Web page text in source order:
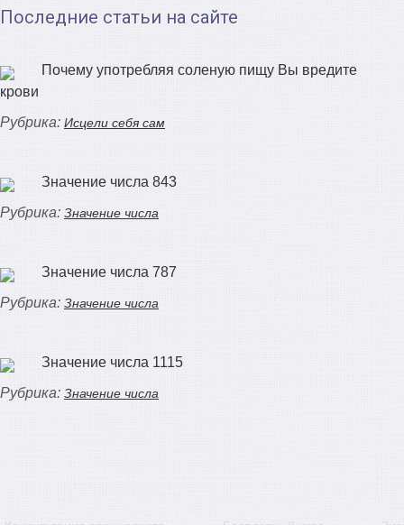
Последние статьи на сайте
Почему употребляя соленую пищу Вы вредите
крови
Рубрика: Исцели себя сам
Значение числа 843
Рубрика: Значение числа
Значение числа 787
Рубрика: Значение числа
Значение числа 1115
Рубрика: Значение числа